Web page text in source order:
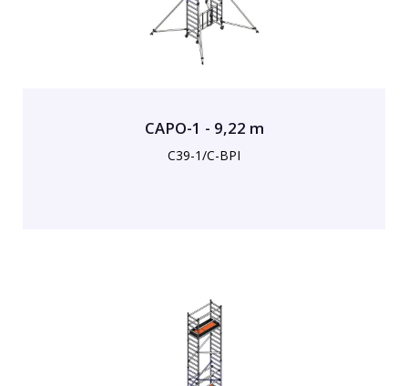
CAPO-1 - 9,22 m
C39-1/C-BPI